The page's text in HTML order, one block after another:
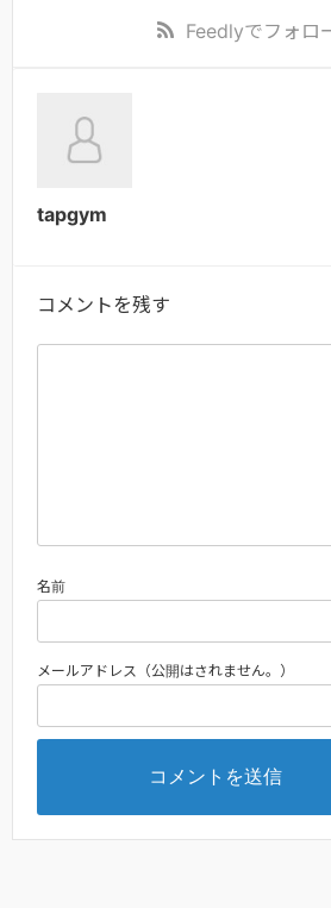
Feedlyでフォロ
tapgym
コメントを残す
名前
メールアドレス（公開はされません。）